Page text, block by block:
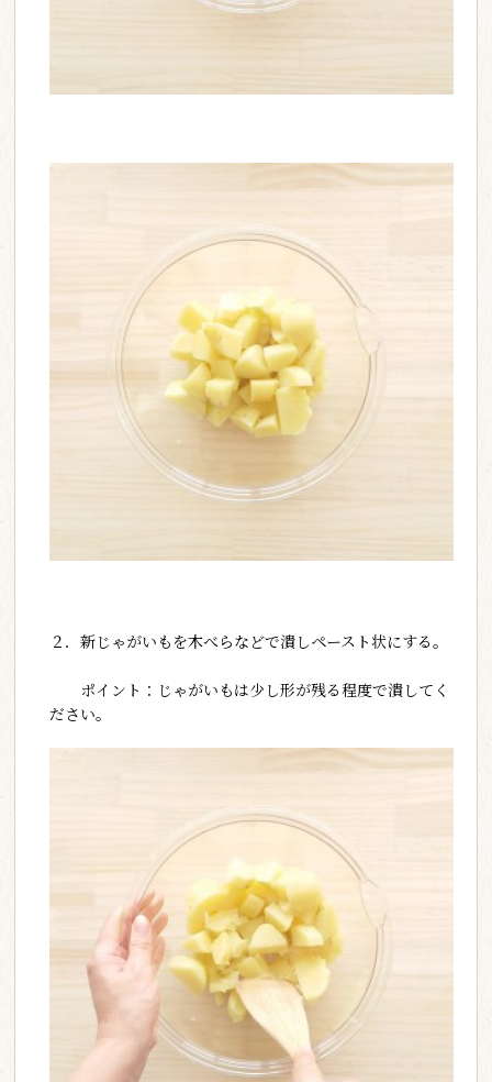
２．新じゃがいもを木べらなどで潰しペースト状にする。
ポイント：じゃがいもは少し形が残る程度で潰してく
ださい。